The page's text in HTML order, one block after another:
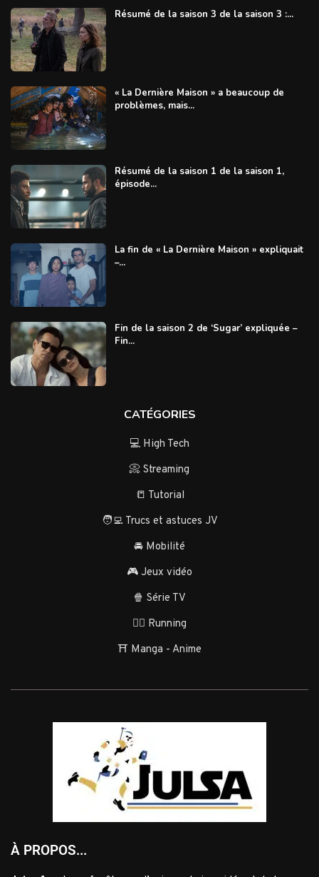
Résumé de la saison 3 de la saison 3 :...
« La Dernière Maison » a beaucoup de
problèmes, mais...
Résumé de la saison 1 de la saison 1,
épisode...
La fin de « La Dernière Maison » expliquait
–...
Fin de la saison 2 de ‘Sugar’ expliquée –
Fin...
CATÉGORIES
💻 High Tech
📀 Streaming
📒 Tutorial
🧑‍💻 Trucs et astuces JV
🚘 Mobilité
🎮 Jeux vidéo
🍿 Série TV
🏃‍♂️ Running
⛩️ Manga - Anime
À PROPOS...